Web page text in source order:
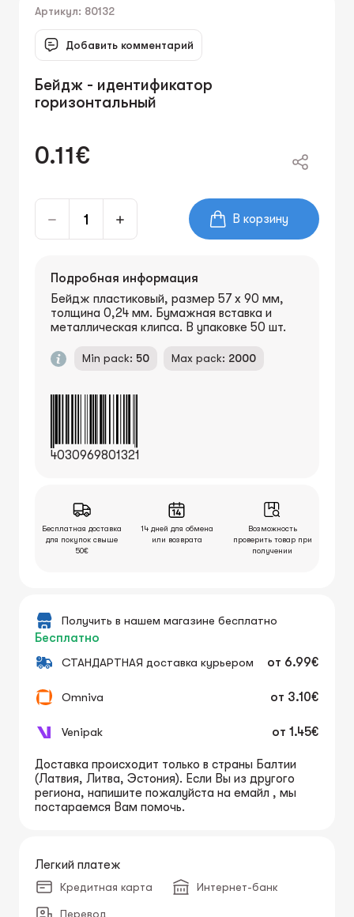
Артикул: 80132
Добавить комментарий
Бейдж - идентификатор
горизонтальный
0.11€
В корзину
Подробная информация
Бейдж пластиковый, размер 57 х 90 мм,
толщина 0,24 мм. Бумажная вставка и
металлическая клипса. В упаковке 50 шт.
Min pack: 50 Max pack: 2000
4030969801321
Бесплатная доставка
для покупок свыше
50€
14 дней для обмена
или возврата
Возможность
проверить товар при
получении
Получить в нашем магазине бесплатно
Бесплатно
СТАНДАРТНАЯ доставка курьером
от 6.99€
Omniva от 3.10€
Venipak от 1.45€
Доставка происходит только в страны Балтии
(Латвия, Литва, Эстония). Если Вы из другого
региона, напишите пожалуйста на емайл , мы
постараемся Вам помочь.
Легкий платеж
Кредитная карта Интернет-банк
Перевод